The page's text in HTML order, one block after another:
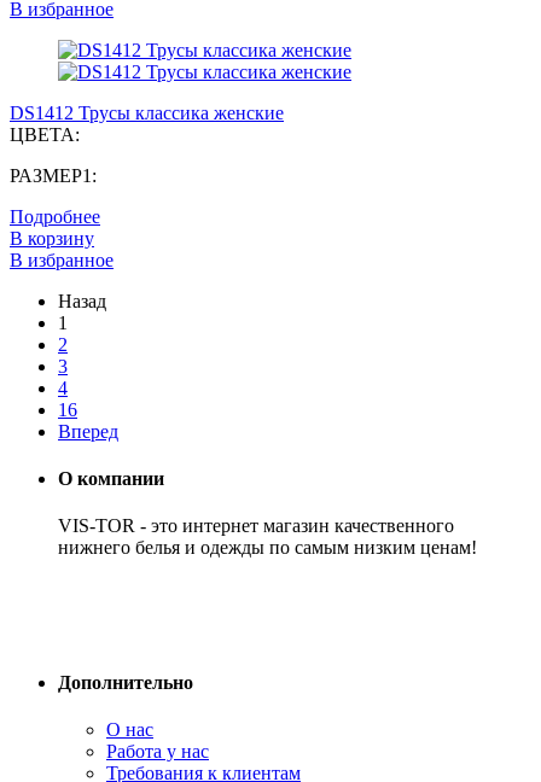
В избранное
DS1412 Трусы классика женские
ЦВЕТА:
РАЗМЕР1:
Подробнее
В корзину
В избранное
Назад
1
2
3
4
16
Вперед
О компании
VIS-TOR - это интернет магазин качественного
нижнего белья и одежды по самым низким ценам!
Дополнительно
О нас
Работа у нас
Требования к клиентам